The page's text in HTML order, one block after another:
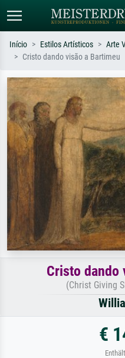
Pesquise por artista, título ou estilo –
ex: Monet, Noite Estrelada,
impressionismo, onda de Hokusai, nu.
Início Estilos Artísticos Arte
Cristo dando visão a Bartimeu
Cristo dando
(Christ Giving
€